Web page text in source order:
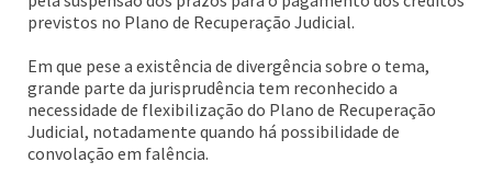
previstos no Plano de Recuperação Judicial.
Em que pese a existência de divergência sobre o tema,
grande parte da jurisprudência tem reconhecido a
necessidade de flexibilização do Plano de Recuperação
Judicial, notadamente quando há possibilidade de
convolação em falência.